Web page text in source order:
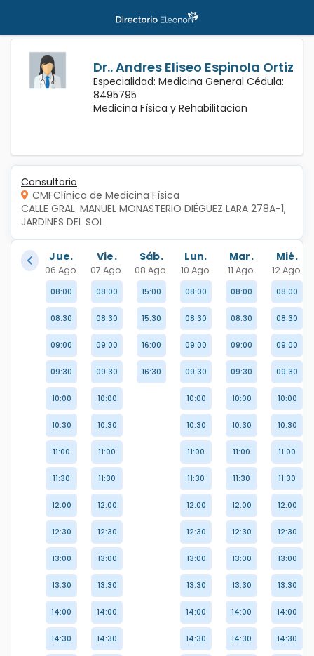
Dr.. Andres Eliseo Espinola Ortiz
Especialidad: Medicina General Cédula:
8495795
Medicina Física y Rehabilitacion
Consultorio
CMFClínica de Medicina Física
CALLE GRAL. MANUEL MONASTERIO DIÉGUEZ LARA 278A-1,
JARDINES DEL SOL
Jue.
06 Ago.
Vie.
07 Ago.
Sáb.
08 Ago.
Lun.
10 Ago.
Mar.
11 Ago.
Mié.
12 Ago.
08:00
08:30
09:00
09:30
10:00
10:30
11:00
11:30
12:00
12:30
13:00
13:30
14:00
14:30
08:00
08:30
09:00
09:30
10:00
10:30
11:00
11:30
12:00
12:30
13:00
13:30
14:00
14:30
15:00
15:30
16:00
16:30
08:00
08:30
09:00
09:30
10:00
10:30
11:00
11:30
12:00
12:30
13:00
13:30
14:00
14:30
08:00
08:30
09:00
09:30
10:00
10:30
11:00
11:30
12:00
12:30
13:00
13:30
14:00
14:30
08:00
08:30
09:00
09:30
10:00
10:30
11:00
11:30
12:00
12:30
13:00
13:30
14:00
14:30